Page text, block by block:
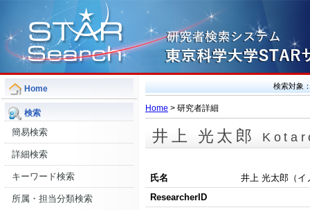
Home
検索
簡易検索
詳細検索
キーワード検索
所属・担当分類検索
検索対象
Home > 研究者詳細
井上 光太郎
氏名
井上 光太郎（イ
ResearcherID